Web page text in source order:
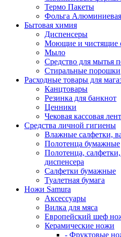
Термо Пакеты
Фольга Алюминиевая
Бытовая химия
Диспенсеры
Моющие и чистящие
Мыло
Средство для мытья
Стиральные порошки
Расходные товары для
Канцтовары
Резинка для банкнот
Ценники
Чековая кассовая
Средства личной гигиены
Влажные салфетки,
Полотенца бумажные
Полотенца,
диспенсера
Салфетки бумажные
Туалетная бумага
Ножи Samura
Аксессуары
Вилка для мяса
Европейский шеф
Керамические ножи
- Фруктовые